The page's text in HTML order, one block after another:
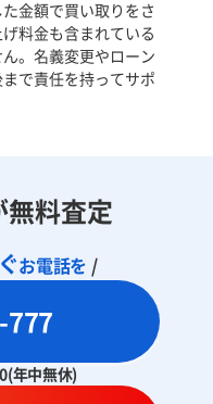
金額で買い取りをさ
料金も含まれている
。名義変更やローン
で責任を持ってサポ
料査定
お電話を /
777
年中無休)